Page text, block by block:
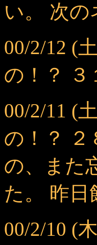
い。 次
00/2/12 (
の！？ ３
00/2/11 (
の！？ ２
の、また
た。 昨日
00/2/10 (